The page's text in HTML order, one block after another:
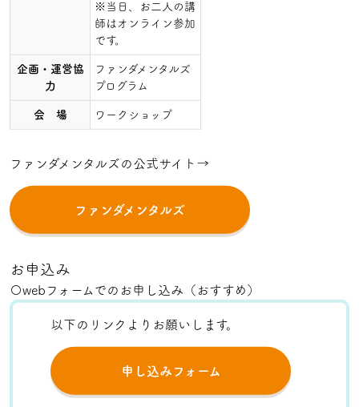
※当日、お二人の講
師はオンライン参加
です。
企画・運営協
力
ファンダメンタルズ
プログラム
会 場 ワークショップ
ファンダメンタルズの公式サイト→
ファンダメンタルズ
お申込み
〇webフォームでのお申し込み（おすすめ）
以下のリンクよりお願いします。
申し込みフォーム